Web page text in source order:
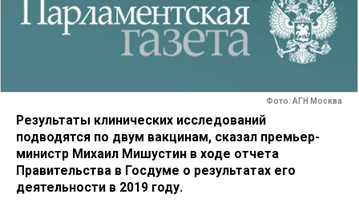
Фото: АГН Москва
Результаты клинических исследований
подводятся по двум вакцинам, сказал премьер-
министр Михаил Мишустин в ходе отчета
Правительства в Госдуме о результатах его
деятельности в 2019 году.